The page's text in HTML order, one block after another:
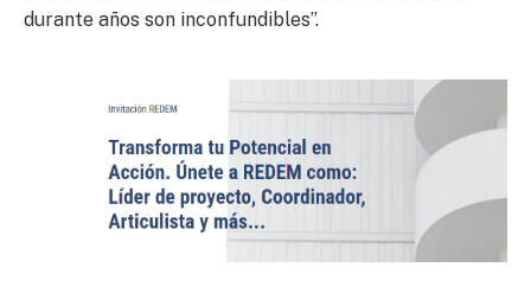
durante años son inconfundibles”.